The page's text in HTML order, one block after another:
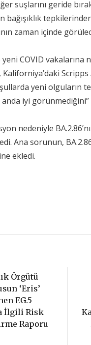
suşlarını geride
bağışıklık
zaman içinde
COVID
Kaliforniya’daki
yeni olguların
anda iyi
nedeniyle
Ana sorunun,
ekledi.
Örgütü
‘Eris’
EG.5
İlgili Risk
Raporu